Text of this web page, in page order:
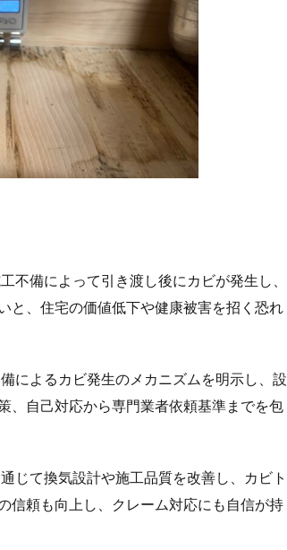
不備によって引き渡し後にカビが発生し、
と、住宅の価値低下や健康被害を招く恐れ
によるカビ発生のメカニズムを明示し、設
、自己対応から専門業者依頼基準までを包
じて換気設計や施工品質を改善し、カビト
信頼も向上し、クレーム対応にも自信が持